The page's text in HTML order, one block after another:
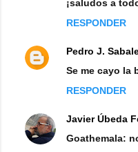
¡saludos a
RESPONDER
Pedro J.
Se me cayo la
RESPONDER
Javier Úbeda
Goathemala: